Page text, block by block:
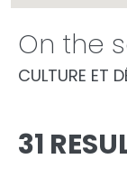
On the
CULTURE ET
31